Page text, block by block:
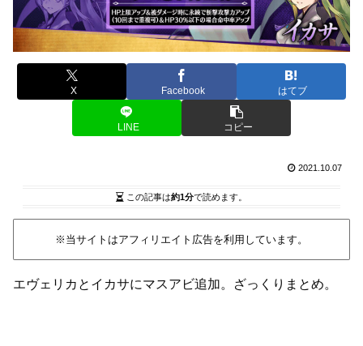
X Facebook はてブ
LINE コピー
2021.10.07
この記事は約1分で読めます。
※当サイトはアフィリエイト広告を利用しています。
エヴェリカとイカサにマスアビ追加。ざっくりまとめ。